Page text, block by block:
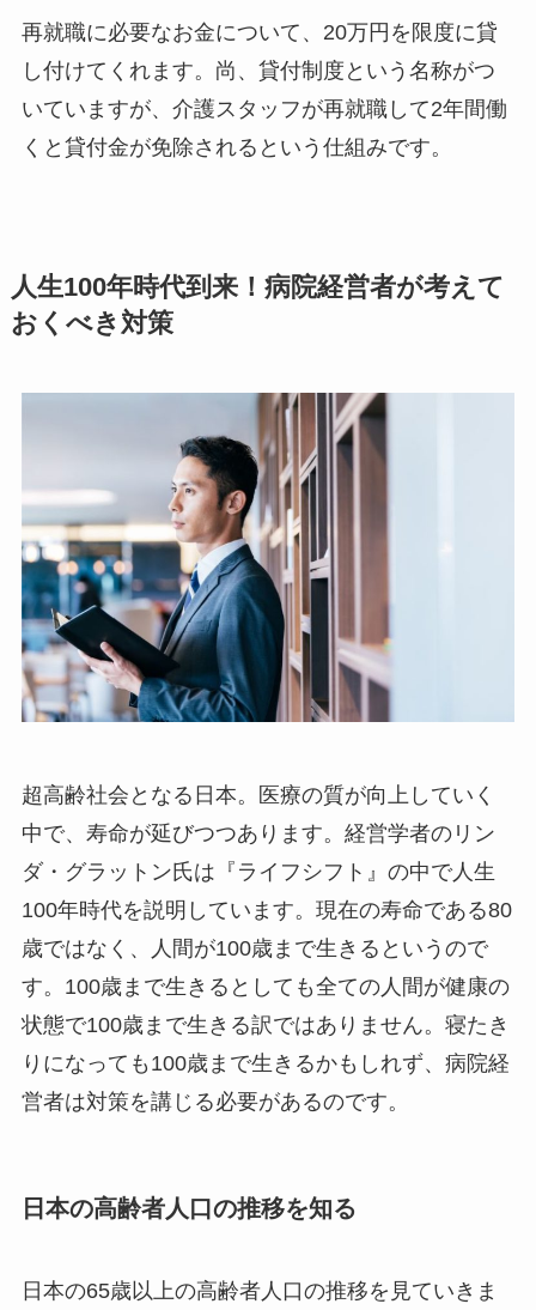
再就職に必要なお金について、20万円を限度に貸
し付けてくれます。尚、貸付制度という名称がつ
いていますが、介護スタッフが再就職して2年間働
くと貸付金が免除されるという仕組みです。
人生100年時代到来！病院経営者が考えて
おくべき対策
超高齢社会となる日本。医療の質が向上していく
中で、寿命が延びつつあります。経営学者のリン
ダ・グラットン氏は『ライフシフト』の中で人生
100年時代を説明しています。現在の寿命である80
歳ではなく、人間が100歳まで生きるというので
す。100歳まで生きるとしても全ての人間が健康の
状態で100歳まで生きる訳ではありません。寝たき
りになっても100歳まで生きるかもしれず、病院経
営者は対策を講じる必要があるのです。
日本の高齢者人口の推移を知る
日本の65歳以上の高齢者人口の推移を見ていきま